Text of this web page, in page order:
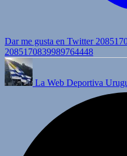
Dar me gusta en Twitter
2085170839989764448
La Web Deportiva